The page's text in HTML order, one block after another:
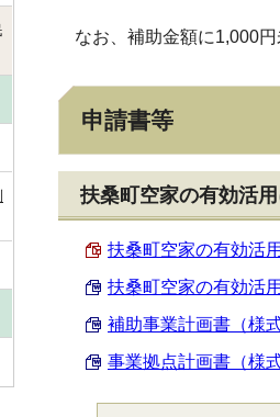
なお、補助金額に1,000
申請書等
扶桑町空家の有効活
扶桑町空家の有効活
扶桑町空家の有効活
補助事業計画書（様
事業拠点計画書（様